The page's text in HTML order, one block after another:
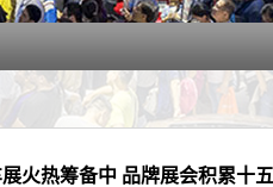
火热筹备中 品牌展会积累十